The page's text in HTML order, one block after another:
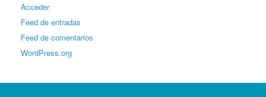
Acceder
Feed de entradas
Feed de comentarios
WordPress.org